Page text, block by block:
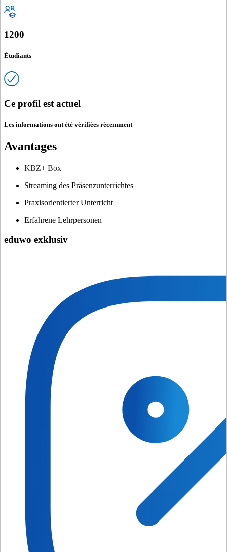
1200
Étudiants
Ce profil est actuel
Les informations ont été vérifiées récemment
Avantages
KBZ+ Box
Streaming des Präsenzunterrichtes
Praxisorientierter Unterricht
Erfahrene Lehrpersonen
eduwo exklusiv